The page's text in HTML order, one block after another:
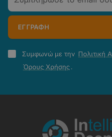
ΕΓΓΡΑΦΗ
Πολιτική
Απορρήτου
Συμφωνώ με την Πολιτική
Όρους Χρήσης.